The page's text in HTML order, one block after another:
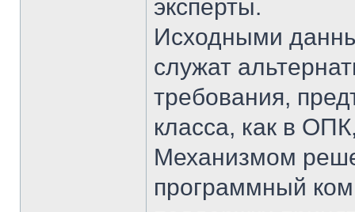
эксперты.
Исходными
служат
требования,
класса, как в
Механизмом
программный